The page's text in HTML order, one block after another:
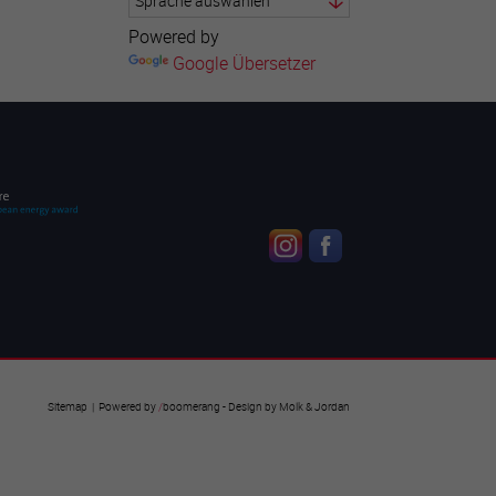
Powered by
Google Übersetzer
Sitemap | Powered by /boomerang - Design by Molk & Jordan